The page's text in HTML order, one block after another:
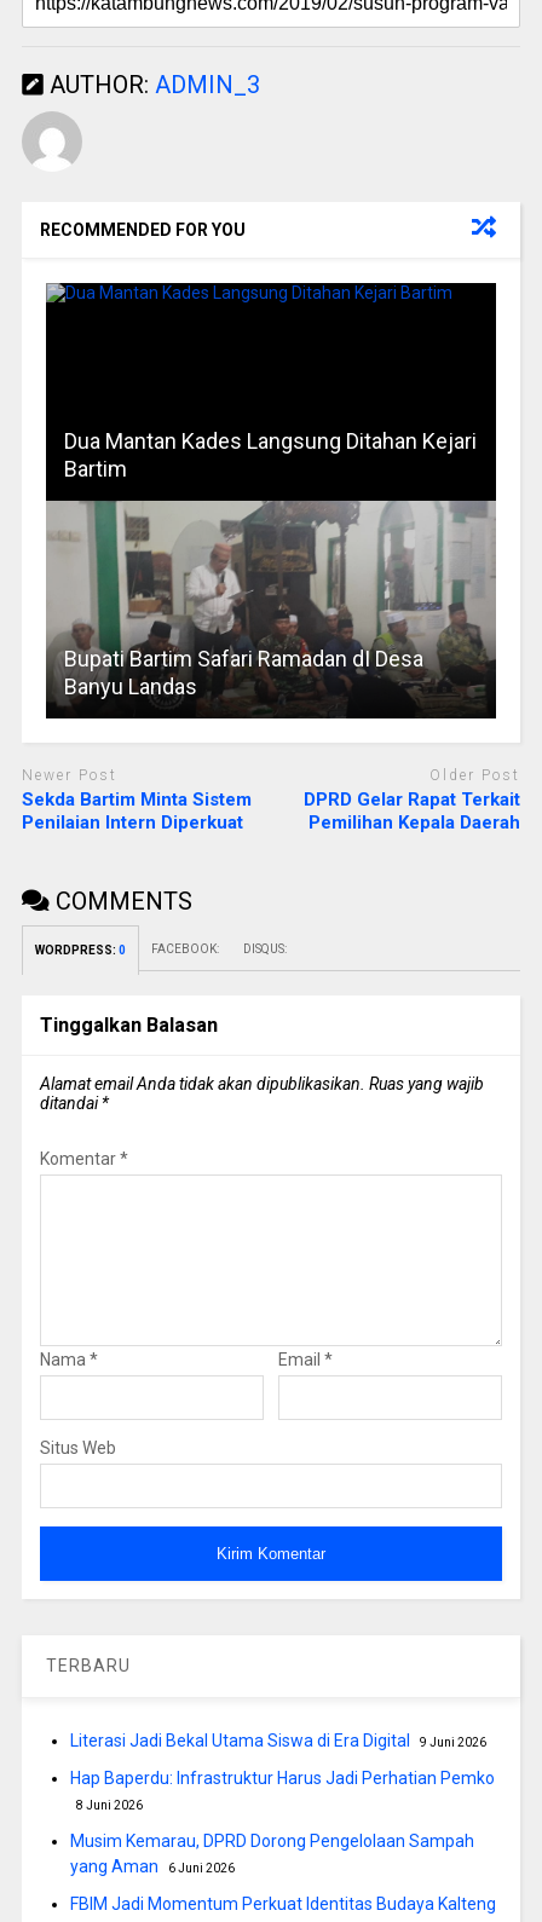
AUTHOR: ADMIN_3
RECOMMENDED FOR YOU
Dua Mantan Kades Langsung Ditahan Kejari
Bartim
Bupati Bartim Safari Ramadan dI Desa
Banyu Landas
Newer Post
Sekda Bartim Minta Sistem
Penilaian Intern Diperkuat
Older Post
DPRD Gelar Rapat Terkait
Pemilihan Kepala Daerah
COMMENTS
WORDPRESS: 0 FACEBOOK: DISQUS:
Tinggalkan Balasan
Alamat email Anda tidak akan dipublikasikan. Ruas yang wajib
ditandai*
Komentar*
Nama* Email *
Situs Web
TERBARU
Literasi Jadi Bekal Utama Siswa di Era Digital 9 Juni 2026
Hap Baperdu: Infrastruktur Harus Jadi Perhatian Pemko
8 Juni 2026
Musim Kemarau, DPRD Dorong Pengelolaan Sampah
yang Aman
6 Juni 2026
FBIM Jadi Momentum Perkuat Identitas Budaya Kalteng